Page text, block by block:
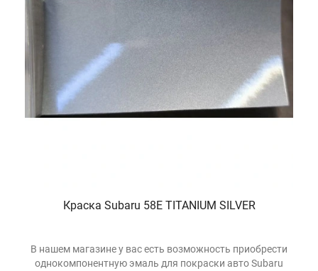
Краска Subaru 58E TITANIUM SILVER
В нашем магазине у вас есть возможность приобрести
однокомпонентную эмаль для покраски авто Subaru